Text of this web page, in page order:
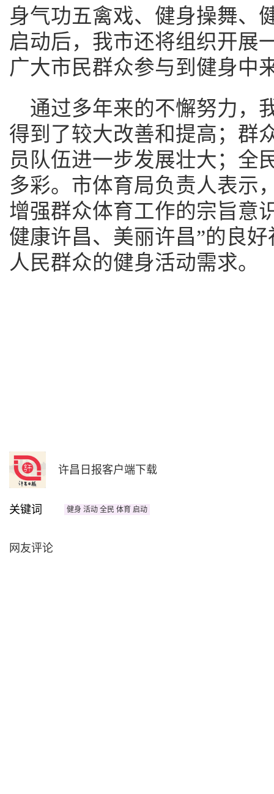
身气功五禽戏、健身操舞、
启动后，我市还将组织开展
广大市民群众参与到健身中
通过多年来的不懈努力，
得到了较大改善和提高；群
员队伍进一步发展壮大；全
多彩。市体育局负责人表示
增强群众体育工作的宗旨意
健康许昌、美丽许昌”的良
人民群众的健身活动需求。
许昌日报客户端下载
关键词 健身 活动 全民 体育 启动
网友评论